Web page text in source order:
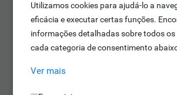
Utilizamos cookies para ajudá-lo a
eficácia e executar certas funções.
informações detalhadas sobre todos os
cada categoria de consentimento
Ver mais